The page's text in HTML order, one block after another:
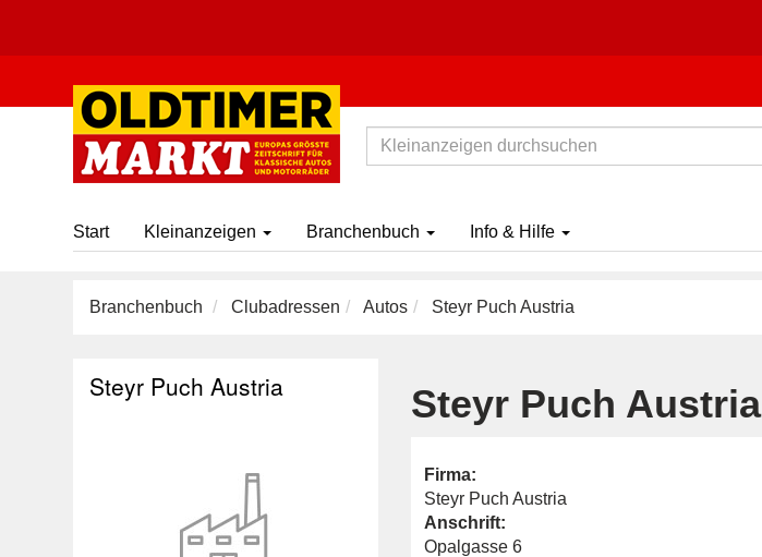
Start Kleinanzeigen Branchenbuch Info & Hilfe
Branchenbuch Clubadressen Autos Steyr Puch Austria
Steyr Puch Austria
Firma:
Steyr Puch Austria
Anschrift:
Opalgasse 6
Steyr Puch Austria